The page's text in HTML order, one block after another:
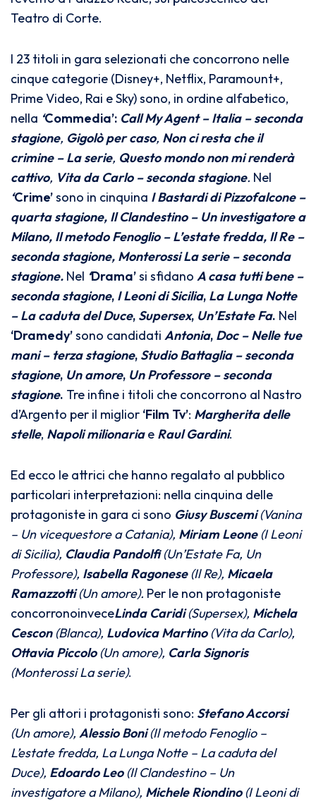
Teatro di Corte.
I 23 titoli in gara selezionati che concorrono nelle
cinque categorie (Disney+, Netflix, Paramount+,
Prime Video, Rai e Sky) sono, in ordine alfabetico,
nella ‘Commedia’: Call My Agent – Italia – seconda
stagione, Gigolò per caso, Non ci resta che il
crimine – La serie, Questo mondo non mi renderà
cattivo, Vita da Carlo – seconda stagione. Nel
‘Crime’sono in cinquina I Bastardi di Pizzofalcone –
quarta stagione, Il Clandestino – Un investigatore a
Milano, Il metodo Fenoglio – L’estate fredda, Il Re –
seconda stagione, Monterossi La serie – seconda
stagione. Nel ‘Drama’si sfidano A casa tutti bene –
seconda stagione, I Leoni di Sicilia, La Lunga Notte
– La caduta del Duce, Supersex, Un’Estate Fa. Nel
‘Dramedy’sono candidati Antonia, Doc – Nelle tue
mani – terza stagione, Studio Battaglia – seconda
stagione, Un amore, Un Professore – seconda
stagione. Tre infine i titoli che concorrono al Nastro
d’Argento per il miglior ‘Film Tv’: Margherita delle
stelle, Napoli milionariae Raul Gardini.
Ed ecco le attrici che hanno regalato al pubblico
particolari interpretazioni: nella cinquina delle
protagoniste in gara ci sono Giusy Buscemi(Vanina
– Un vicequestore a Catania), Miriam Leone(I Leoni
di Sicilia), Claudia Pandolfi(Un’Estate Fa, Un
Professore), Isabella Ragonese(Il Re), Micaela
Ramazzotti(Un amore). Per le non protagoniste
concorronoinveceLinda Caridi(Supersex), Michela
Cescon(Blanca), Ludovica Martino(Vita da Carlo),
Ottavia Piccolo(Un amore), Carla Signoris
(Monterossi La serie).
Per gli attori i protagonisti sono: Stefano Accorsi
(Un amore), Alessio Boni(Il metodo Fenoglio –
L’estate fredda, La Lunga Notte – La caduta del
Duce), Edoardo Leo(Il Clandestino – Un
investigatore a Milano), Michele Riondino(I Leoni di